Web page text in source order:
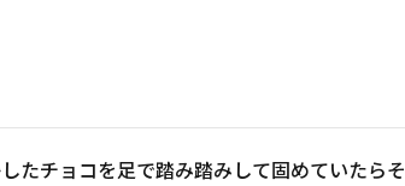
たチョコを足で踏み踏みして固めていたらそ